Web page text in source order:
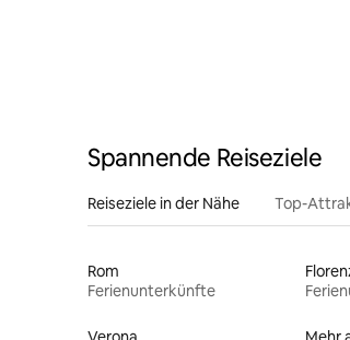
Spannende Reiseziele
Reiseziele in der Nähe Top-
Rom
Ferienunterkünfte